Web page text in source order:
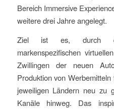
Bereich Immersive
weitere drei Jahre angelegt.
Ziel ist es, durch
markenspezifischen
Zwillingen der neuen
Produktion von
jeweiligen Ländern neu zu
Kanäle hinweg. Das